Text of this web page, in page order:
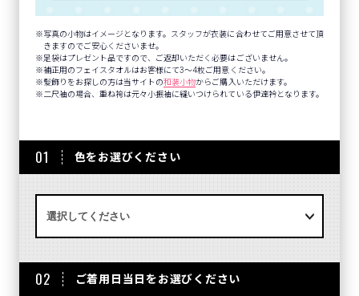
写真の小物はイメージとなります。スタッフが衣装に合わせてご用意させて頂
きますのでご安心くださいませ。
足袋はプレゼント品ですので、ご返却いただく必要はございません。
補正用のフェイスタオルはお客様にて3～4枚ご用意ください。
髪飾りをお探しの方は当サイトの和装小物からご購入いただけます。
二尺袖の場合、重ね袴は元々小振袖に縫いつけられている伊達衿となります。
01 色をお選びください
02 ご着用日当日をお選びください